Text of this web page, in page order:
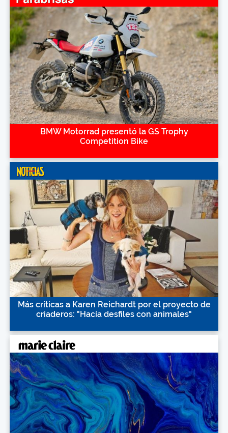
BMW Motorrad presentó la GS Trophy
Competition Bike
Más críticas a Karen Reichardt por el proyecto de
criaderos: "Hacía desfiles con animales"